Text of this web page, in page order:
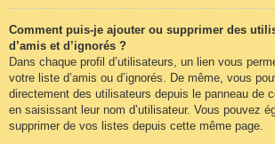
Comment puis-je ajouter ou supprimer des
d’amis et d’ignorés ?
Dans chaque profil d’utilisateurs, un lien vous
votre liste d’amis ou d’ignorés. De même, vous
directement des utilisateurs depuis le panneau de
en saisissant leur nom d’utilisateur. Vous pouvez
supprimer de vos listes depuis cette même page.